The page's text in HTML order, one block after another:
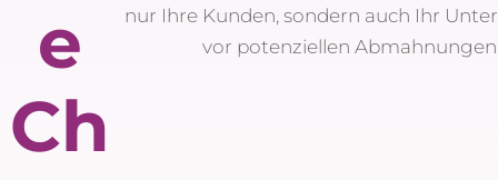
e
Ch
nur Ihre Kunden, sondern auch Ihr
vor potenziellen